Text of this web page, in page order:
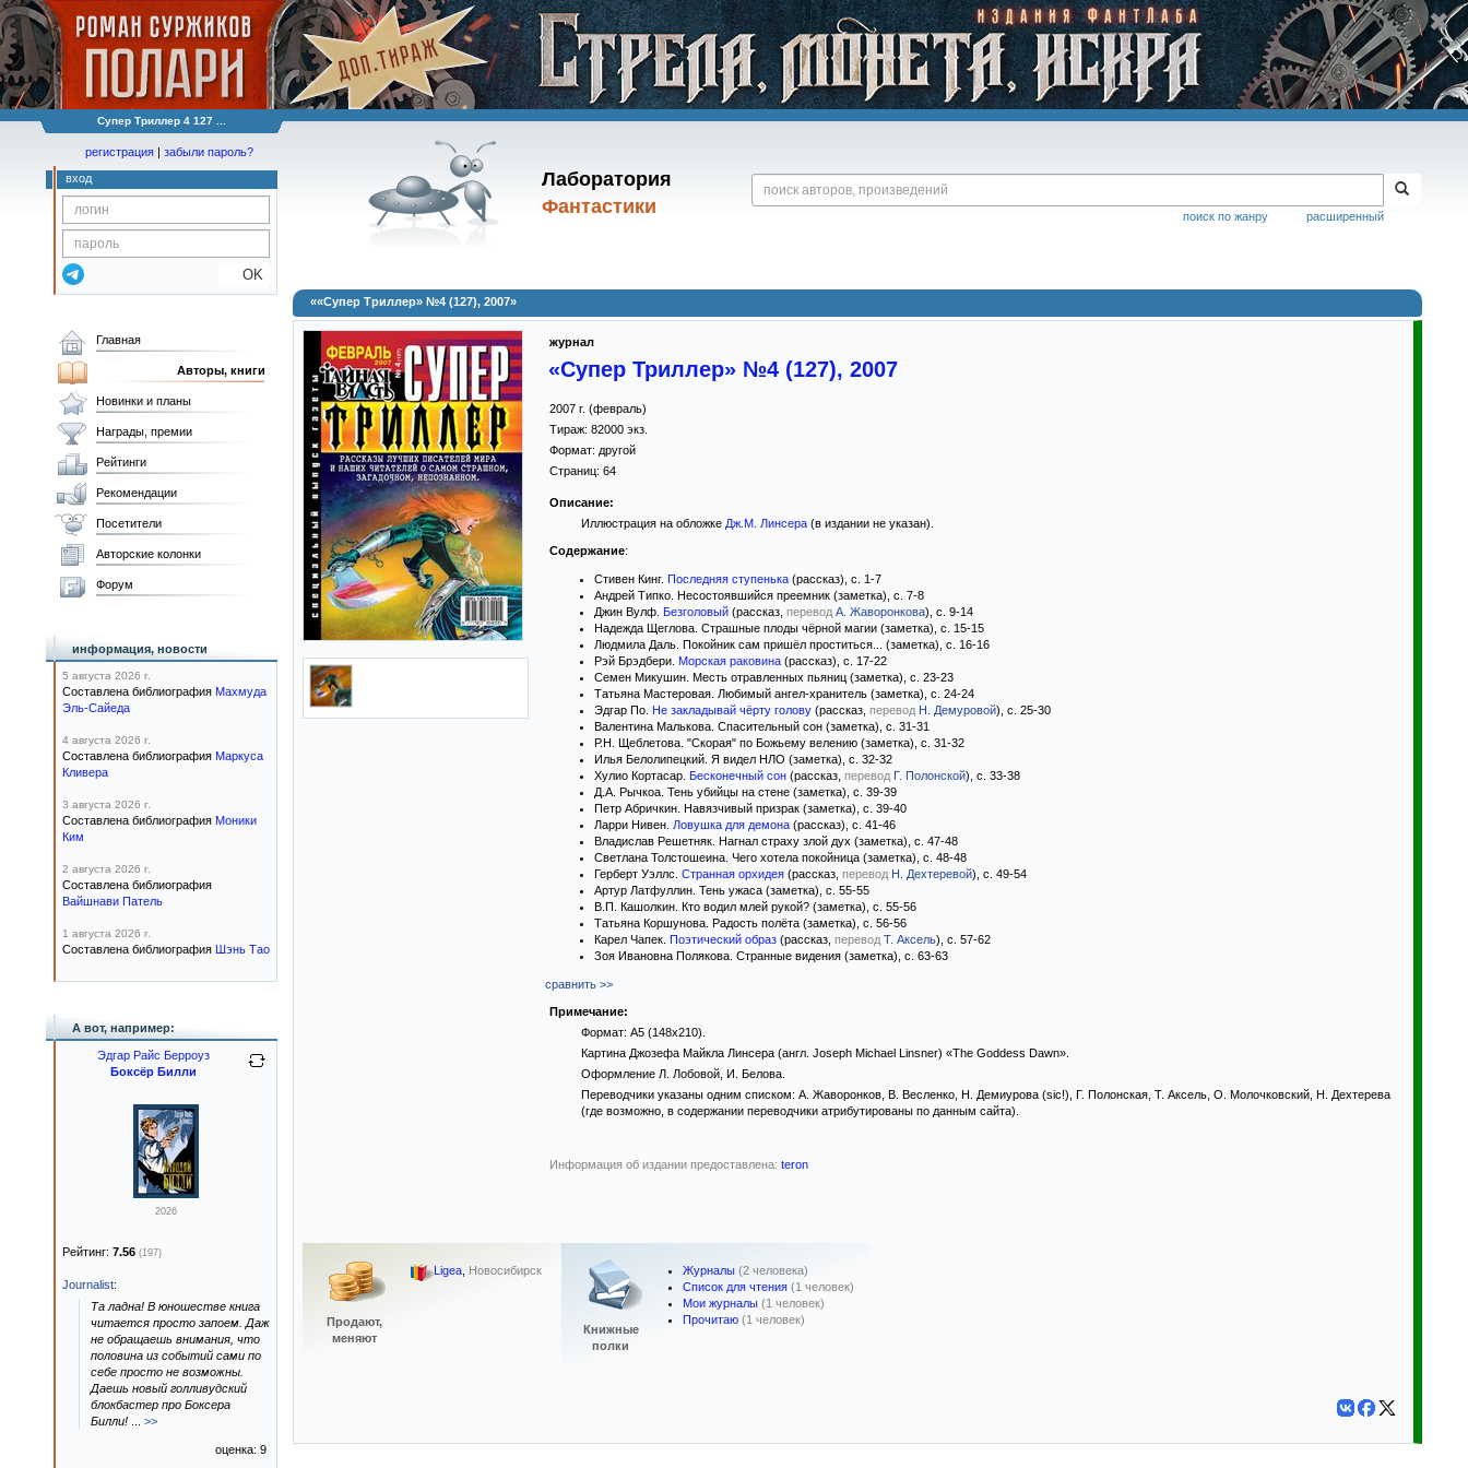
Супер Триллер 4 127 ...
Лаборатория
Фантастики
расширенный
поиск по жанру
регистрация | забыли пароль?
вход
OK
««Супер Триллер» №4 (127), 2007»
журнал
«Супер Триллер» №4 (127), 2007
2007 г. (февраль)
Тираж: 82000 экз.
Формат: другой
Страниц: 64
Описание:
Иллюстрация на обложке Дж.М. Линсера(в издании не указан).
Содержание:
Стивен Кинг. Последняя ступенька (рассказ), с. 1-7
Андрей Типко. Несостоявшийся преемник (заметка), с. 7-8
Джин Вулф. Безголовый (рассказ, перевод А. Жаворонкова), с. 9-14
Надежда Щеглова. Страшные плоды чёрной магии (заметка), с. 15-15
Людмила Даль. Покойник сам пришёл проститься... (заметка), с. 16-16
Рэй Брэдбери. Морская раковина (рассказ), с. 17-22
Семен Микушин. Месть отравленных пьяниц (заметка), с. 23-23
Татьяна Мастеровая. Любимый ангел-хранитель (заметка), с. 24-24
Эдгар По. Не закладывай чёрту голову (рассказ, перевод Н. Демуровой), с. 25-30
Валентина Малькова. Спасительный сон (заметка), с. 31-31
Р.Н. Щеблетова. "Скорая" по Божьему велению (заметка), с. 31-32
Илья Белолипецкий. Я видел НЛО (заметка), с. 32-32
Хулио Кортасар. Бесконечный сон (рассказ, перевод Г. Полонской), с. 33-38
Д.А. Рычкоа. Тень убийцы на стене (заметка), с. 39-39
Петр Абричкин. Навязчивый призрак (заметка), с. 39-40
Ларри Нивен. Ловушка для демона (рассказ), с. 41-46
Владислав Решетняк. Нагнал страху злой дух (заметка), с. 47-48
Светлана Толстошеина. Чего хотела покойница (заметка), с. 48-48
Герберт Уэллс. Странная орхидея (рассказ, перевод Н. Дехтеревой), с. 49-54
Артур Латфуллин. Тень ужаса (заметка), с. 55-55
В.П. Кашолкин. Кто водил млей рукой? (заметка), с. 55-56
Татьяна Коршунова. Радость полёта (заметка), с. 56-56
Карел Чапек. Поэтический образ (рассказ, перевод Т. Аксель), с. 57-62
Зоя Ивановна Полякова. Странные видения (заметка), с. 63-63
сравнить >>
Примечание:
Формат: А5 (148x210).
Картина Джозефа Майкла Линсера (англ. Joseph Michael Linsner) «The Goddess Dawn».
Оформление Л. Лобовой, И. Белова.
Переводчики указаны одним списком: А. Жаворонков, В. Весленко, Н. Демиурова (sic!), Г. Полонская, Т. Аксель, О. Молочковский, Н. Дехтерева
(где возможно, в содержании переводчики атрибутированы по данным сайта).
Информация об издании предоставлена: teron
Продают,
меняют
Ligea, Новосибирск
Книжные
полки
Журналы (2 человека)
Список для чтения (1 человек)
Мои журналы (1 человек)
Прочитаю (1 человек)
Главная
Авторы, книги
Новинки и планы
Награды, премии
Рейтинги
Рекомендации
Посетители
Авторские колонки
Форум
информация, новости
5 августа 2026 г.
Составлена библиография Махмуда
Эль-Сайеда
4 августа 2026 г.
Составлена библиография Маркуса
Кливера
3 августа 2026 г.
Составлена библиография Моники
Ким
2 августа 2026 г.
Составлена библиография
Вайшнави Патель
1 августа 2026 г.
Составлена библиография Шэнь Тао
А вот, например:
Эдгар Райс Берроуз
Боксёр Билли
2026
Рейтинг: 7.56 (197)
Journalist:
Та ладна! В юношестве книга
читается просто запоем. Даж
не обращаешь внимания, что
половина из событий сами по
себе просто не возможны.
Даешь новый голливудский
блокбастер про Боксера
Билли!
>>
оценка: 9